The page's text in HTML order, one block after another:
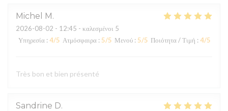
Michel M
2026-08-02 - 12:45 - καλεσμένοι 5
Υπηρεσία : 4/5 Ατμόσφαιρα : 5/5 Μενού : 5/5 Ποιότητα / Τιμή : 4/5
Très bon et bien présenté
Sandrine D